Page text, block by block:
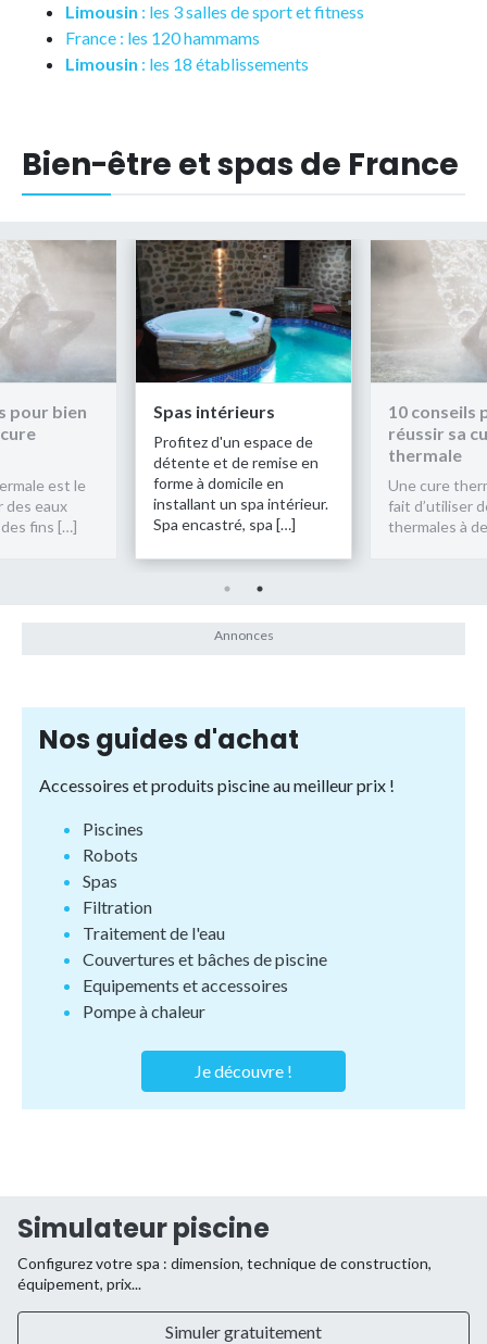
Limousin : les 3 salles de sport et fitness
France : les 120 hammams
Limousin : les 18 établissements
Bien-être et spas de France
pour bien
est le
des eaux
fins […]
Spas intérieurs
Profitez d'un espace de
détente et de remise en
forme à domicile en
installant un spa intérieur.
Spa encastré, spa […]
10 conseils
réussir sa
thermale
Une cure
fait d’utiliser
thermales à
Nos guides d'achat
Accessoires et produits piscine au meilleur prix !
Piscines
Robots
Spas
Filtration
Traitement de l'eau
Couvertures et bâches de piscine
Equipements et accessoires
Pompe à chaleur
Je découvre !
Simulateur piscine
Configurez votre spa : dimension, technique de construction,
équipement, prix...
Simuler gratuitement